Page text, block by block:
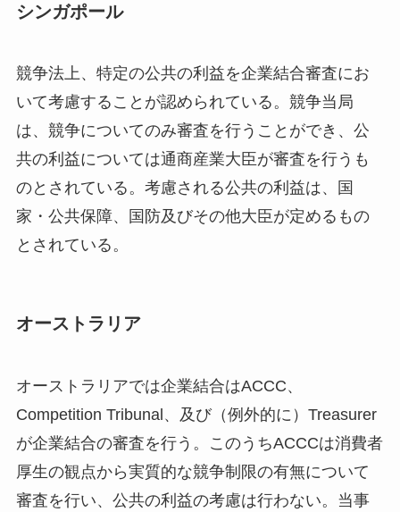
シンガポール
競争法上、特定の公共の利益を企業結合審査にお
いて考慮することが認められている。競争当局
は、競争についてのみ審査を行うことができ、公
共の利益については通商産業大臣が審査を行うも
のとされている。考慮される公共の利益は、国
家・公共保障、国防及びその他大臣が定めるもの
とされている。
オーストラリア
オーストラリアでは企業結合はACCC、
Competition Tribunal、及び（例外的に）Treasurer
が企業結合の審査を行う。このうちACCCは消費者
厚生の観点から実質的な競争制限の有無について
審査を行い、公共の利益の考慮は行わない。当事